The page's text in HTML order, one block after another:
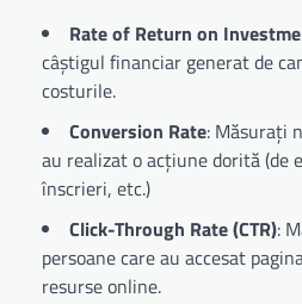
Rate of Return on
câștigul financiar generat de
costurile.
Conversion Rate: Măsurați
au realizat o acțiune dorită (de
înscrieri, etc.)
Click-Through Rate (CTR):
persoane care au accesat
resurse online.